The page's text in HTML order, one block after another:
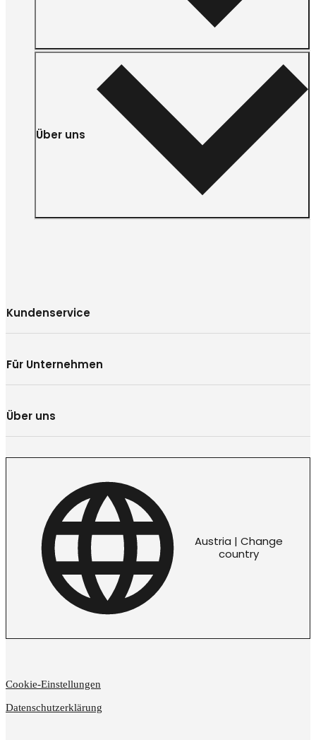
Über uns
Kundenservice
Für Unternehmen
Über uns
Austria | Change
country
Cookie-Einstellungen
Datenschutzerklärung